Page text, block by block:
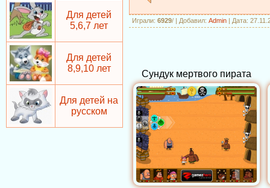
Для детей
5,6,7 лет
Для детей
8,9,10 лет
Для детей на
русском
Играли: 6929/ | Добавил: Admin | Дата:
Сундук мертвого пирата